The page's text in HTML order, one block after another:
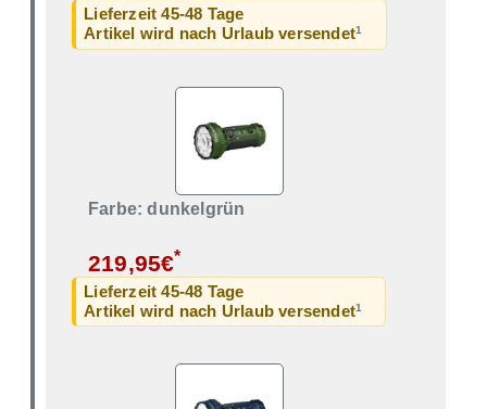
Lieferzeit 45-48 Tage
Artikel wird nach Urlaub versendet1
Farbe: dunkelgrün
219,95€*
Lieferzeit 45-48 Tage
Artikel wird nach Urlaub versendet1